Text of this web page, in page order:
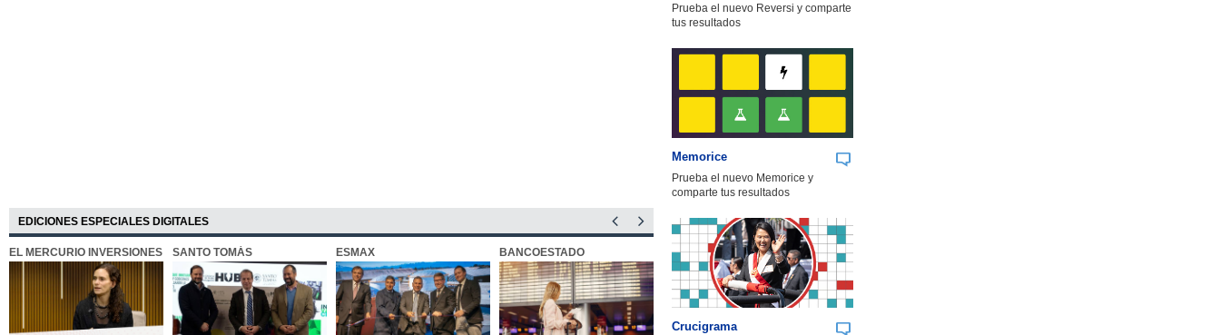
EDICIONES ESPECIALES DIGITALES
EL MERCURIO INVERSIONES SANTO TOMÁS ESMAX BANCOESTADO OTIC CCHC BUK
Prueba el nuevo Reversi y comparte
tus resultados
Memorice
Prueba el nuevo Memorice y
comparte tus resultados
Crucigrama